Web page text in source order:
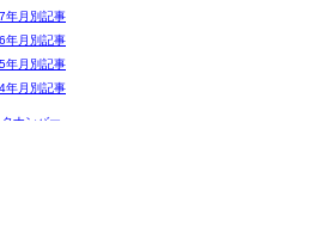
年月別記事
年月別記事
年月別記事
年月別記事
ナンバー